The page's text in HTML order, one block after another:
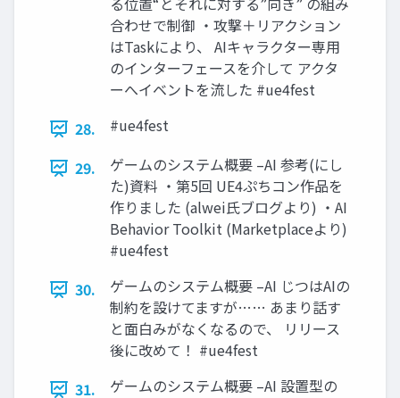
合わせで制御 ・攻撃＋リアクション
はTaskにより、 AIキャラクター専用
のインターフェースを介して アクタ
ーへイベントを流した #ue4fest
28.
#ue4fest
29.
ゲームのシステム概要 –AI 参考(にし
た)資料 ・第5回 UE4ぷちコン作品を
作りました (alwei氏ブログより) ・AI
Behavior Toolkit (Marketplaceより)
#ue4fest
30.
ゲームのシステム概要 –AI じつはAIの
制約を設けてますが…… あまり話す
と面白みがなくなるので、 リリース
後に改めて！ #ue4fest
31.
ゲームのシステム概要 –AI 設置型の